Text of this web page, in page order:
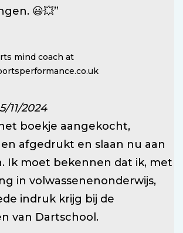
😃💥”
mind coach at
11/2024
boekje aangekocht,
afgedrukt en slaan nu aan
Ik moet bekennen dat ik, met
in volwassenenonderwijs,
indruk krijg bij de
van Dartschool.